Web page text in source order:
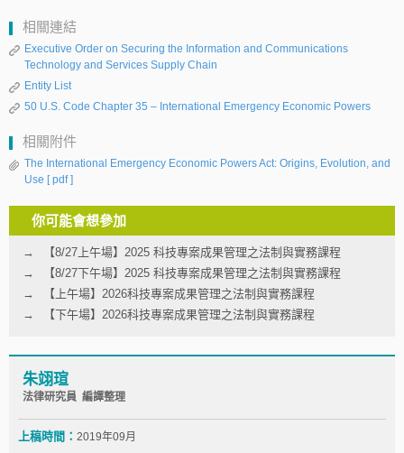
相關連結
Executive Order on Securing the Information and Communications
Technology and Services Supply Chain
Entity List
50 U.S. Code Chapter 35 – International Emergency Economic Powers
相關附件
The International Emergency Economic Powers Act: Origins, Evolution, and
Use [ pdf ]
你可能會想參加
【8/27上午場】2025 科技專案成果管理之法制與實務課程
【8/27下午場】2025 科技專案成果管理之法制與實務課程
【上午場】2026科技專案成果管理之法制與實務課程
【下午場】2026科技專案成果管理之法制與實務課程
朱翊瑄
法律研究員 編譯整理
上稿時間： 2019年09月